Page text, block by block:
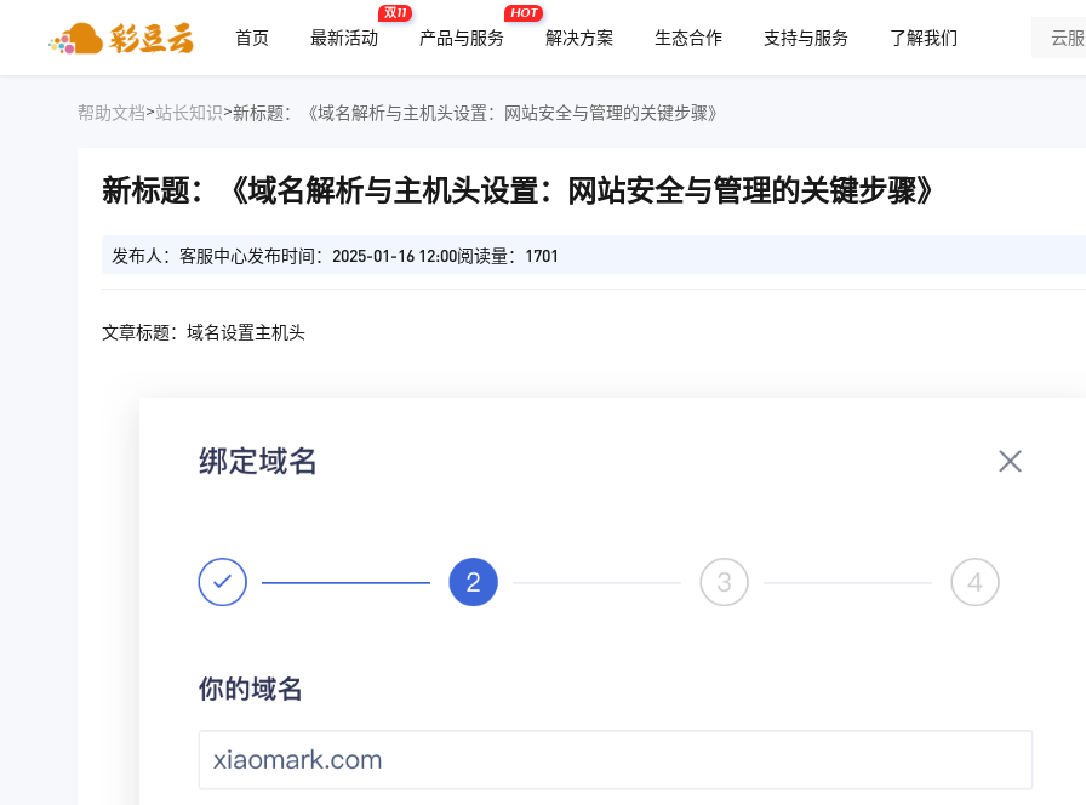
首页 最新活动
双11
产品与服务
HOT
解决方案 生态合作 支持与服务 了解我们
帮助文档>站长知识>新标题：《域名解析与主机头设置：网站安全与管理的关键步骤》
新标题：《域名解析与主机头设置：网站安全与管理的关键步骤》
发布人：客服中心发布时间：2025-01-16 12:00阅读量：1701
文章标题：域名设置主机头